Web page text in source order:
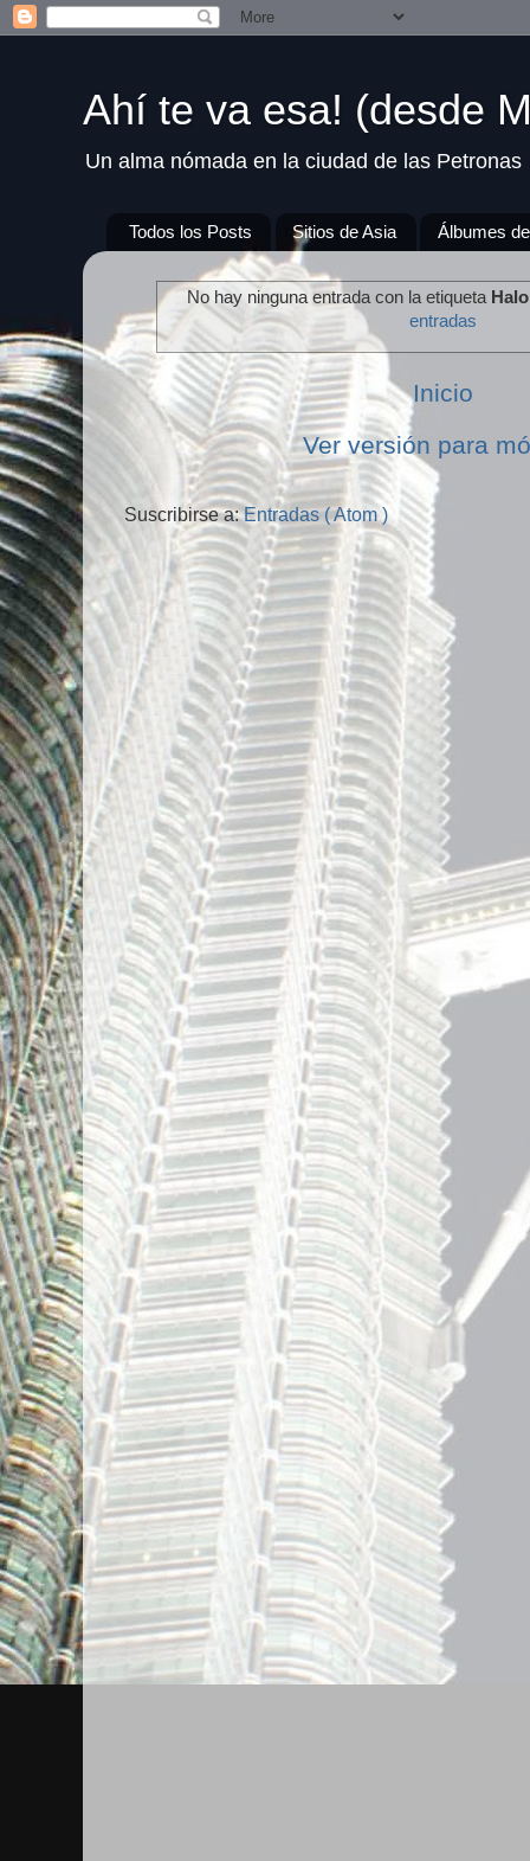
Ahí te va esa! (desde
Un alma nómada en la ciudad de las Petronas
Todos los Posts Sitios de Asia Álbumes
No hay ninguna entrada con la etiqueta
entradas
Inicio
Ver versión para
Suscribirse a:Entradas ( Atom )